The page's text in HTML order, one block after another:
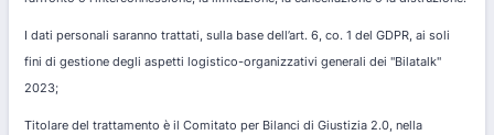
I dati personali saranno trattati, sulla base dell’art. 6, co. 1 del GDPR, ai soli
fini di gestione degli aspetti logistico-organizzativi generali dei "Bilatalk"
2023;
Titolare del trattamento è il Comitato per Bilanci di Giustizia 2.0, nella